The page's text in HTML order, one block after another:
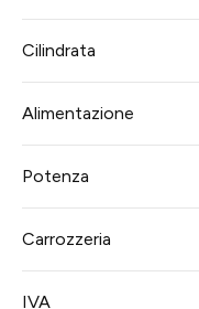
Cilindrata
Alimentazione
Potenza
Carrozzeria
IVA